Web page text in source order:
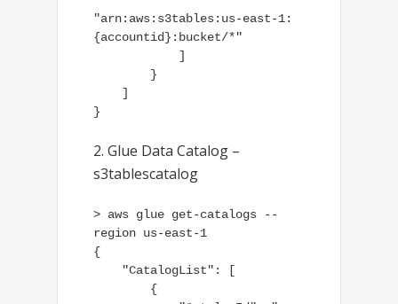
"arn:aws:s3tables:us-east-1:
{accountid}:bucket/*"
}
Glue Data Catalog –
s3tablescatalog
> aws glue get-catalogs --
region us-east-1
{